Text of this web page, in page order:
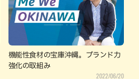
機能性食材の宝庫沖縄。ブランド力
強化の取組み
2022/06/20